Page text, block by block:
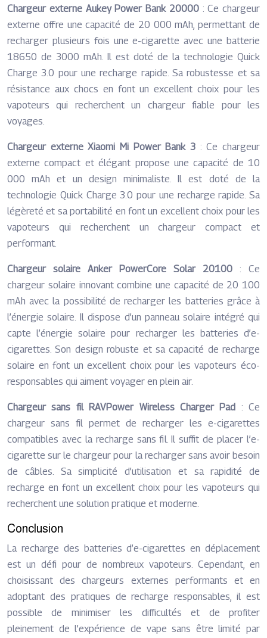
Chargeur externe Aukey Power Bank 20000 : Ce chargeur
externe offre une capacité de 20 000 mAh, permettant de
recharger plusieurs fois une e-cigarette avec une batterie
18650 de 3000 mAh. Il est doté de la technologie Quick
Charge 3.0 pour une recharge rapide. Sa robustesse et sa
résistance aux chocs en font un excellent choix pour les
vapoteurs qui recherchent un chargeur fiable pour les
voyages.
Chargeur externe Xiaomi Mi Power Bank 3 : Ce chargeur
externe compact et élégant propose une capacité de 10
000 mAh et un design minimaliste. Il est doté de la
technologie Quick Charge 3.0 pour une recharge rapide. Sa
légèreté et sa portabilité en font un excellent choix pour les
vapoteurs qui recherchent un chargeur compact et
performant.
Chargeur solaire Anker PowerCore Solar 20100 : Ce
chargeur solaire innovant combine une capacité de 20 100
mAh avec la possibilité de recharger les batteries grâce à
l’énergie solaire. Il dispose d’un panneau solaire intégré qui
capte l’énergie solaire pour recharger les batteries d’e-
cigarettes. Son design robuste et sa capacité de recharge
solaire en font un excellent choix pour les vapoteurs éco-
responsables qui aiment voyager en plein air.
Chargeur sans fil RAVPower Wireless Charger Pad : Ce
chargeur sans fil permet de recharger les e-cigarettes
compatibles avec la recharge sans fil. Il suffit de placer l’e-
cigarette sur le chargeur pour la recharger sans avoir besoin
de câbles. Sa simplicité d’utilisation et sa rapidité de
recharge en font un excellent choix pour les vapoteurs qui
recherchent une solution pratique et moderne.
Conclusion
La recharge des batteries d’e-cigarettes en déplacement
est un défi pour de nombreux vapoteurs. Cependant, en
choisissant des chargeurs externes performants et en
adoptant des pratiques de recharge responsables, il est
possible de minimiser les difficultés et de profiter
pleinement de l’expérience de vape sans être limité par